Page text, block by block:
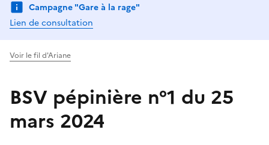
Campagne "Gare à la rage"
Lien de consultation
Voir le fil d'Ariane
BSV pépinière n°1 du 25
mars 2024